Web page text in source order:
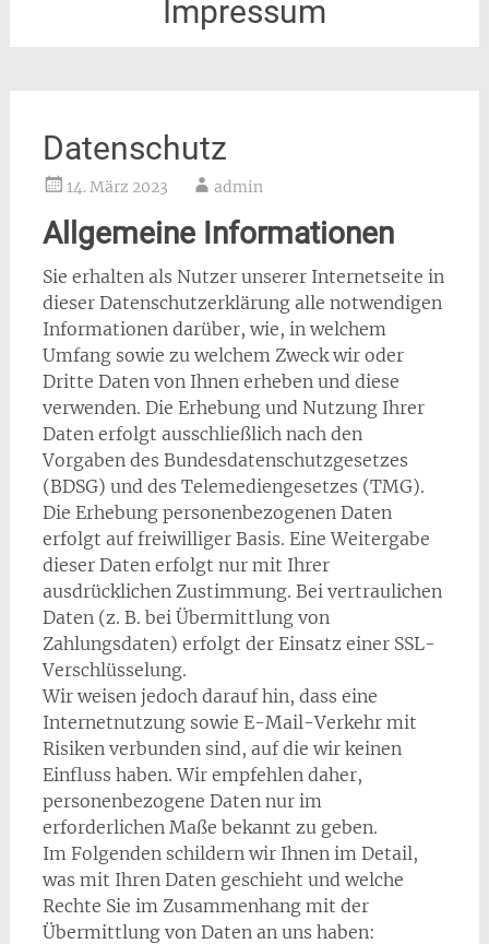
Impressum
Datenschutz
14. März 2023 admin
Allgemeine Informationen
Sie erhalten als Nutzer unserer Internetseite in
dieser Datenschutzerklärung alle notwendigen
Informationen darüber, wie, in welchem
Umfang sowie zu welchem Zweck wir oder
Dritte Daten von Ihnen erheben und diese
verwenden. Die Erhebung und Nutzung Ihrer
Daten erfolgt ausschließlich nach den
Vorgaben des Bundesdatenschutzgesetzes
(BDSG) und des Telemediengesetzes (TMG).
Die Erhebung personenbezogenen Daten
erfolgt auf freiwilliger Basis. Eine Weitergabe
dieser Daten erfolgt nur mit Ihrer
ausdrücklichen Zustimmung. Bei vertraulichen
Daten (z. B. bei Übermittlung von
Zahlungsdaten) erfolgt der Einsatz einer SSL-
Verschlüsselung.
Wir weisen jedoch darauf hin, dass eine
Internetnutzung sowie E-Mail-Verkehr mit
Risiken verbunden sind, auf die wir keinen
Einfluss haben. Wir empfehlen daher,
personenbezogene Daten nur im
erforderlichen Maße bekannt zu geben.
Im Folgenden schildern wir Ihnen im Detail,
was mit Ihren Daten geschieht und welche
Rechte Sie im Zusammenhang mit der
Übermittlung von Daten an uns haben: